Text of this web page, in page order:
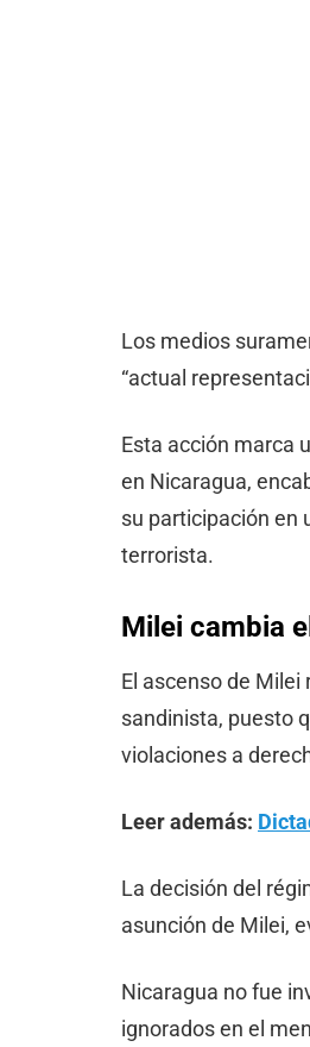
Los medios
“actual
Esta acción marca
en Nicaragua,
su participación en
terrorista.
Milei cambia
El ascenso de
sandinista, puesto
violaciones a
Leer además:
La decisión del
asunción de Milei,
Nicaragua no fue
ignorados en el